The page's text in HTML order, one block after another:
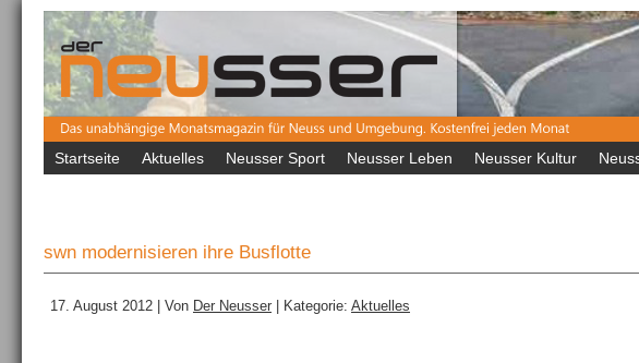
Startseite Aktuelles Neusser Sport Neusser Leben Neusser Kultur
swn modernisieren ihre Busflotte
17. August 2012 | Von Der Neusser | Kategorie: Aktuelles